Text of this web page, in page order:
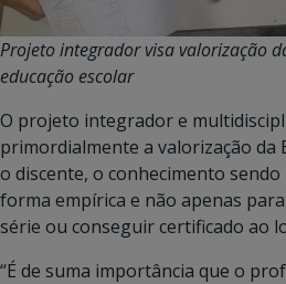
Projeto integrador visa valorização
educação escolar
O projeto integrador e
primordialmente a valorização da
o discente, o conhecimento
forma empírica e não apenas
série ou conseguir certificado ao
“É de suma importância que o